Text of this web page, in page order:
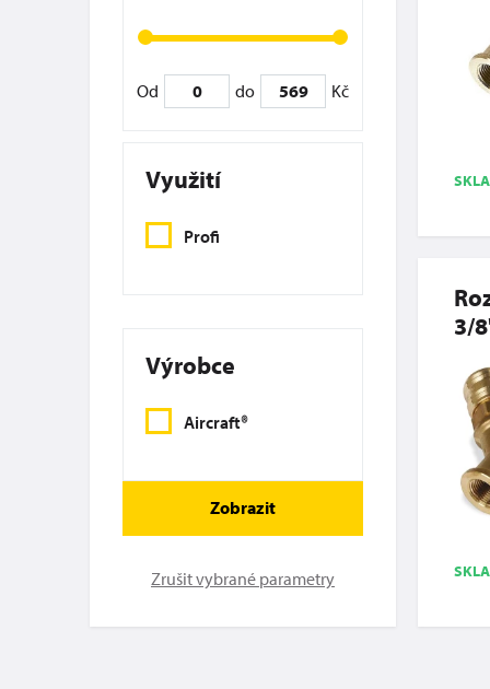
Od do Kč
Využití
Profi
Výrobce
Aircraft®
Zobrazit
Zrušit vybrané parametry
3/